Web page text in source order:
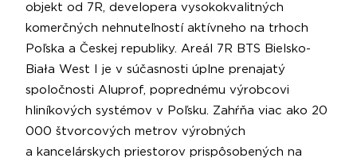
objekt od 7R, developera vysokokvalitných
komerčných nehnuteľností aktívneho na trhoch
Poľska a Českej republiky. Areál 7R BTS Bielsko-
Biała West I je v súčasnosti úplne prenajatý
spoločnosti Aluprof, poprednému výrobcovi
hliníkových systémov v Poľsku. Zahŕňa viac ako 20
000 štvorcových metrov výrobných
a kancelárskych priestorov prispôsobených na